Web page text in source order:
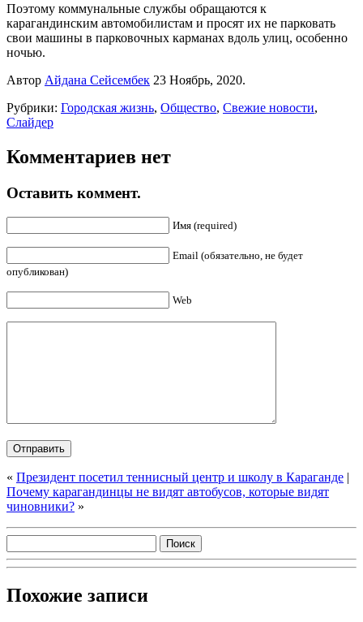
Поэтому коммунальные службы обращаются к
карагандинским автомобилистам и просят их не парковать
свои машины в парковочных карманах вдоль улиц, особенно
ночью.
Автор Айдана Сейсембек 23 Ноябрь, 2020.
Рубрики: Городская жизнь, Общество, Свежие новости,
Слайдер
Комментариев нет
Оставить коммент.
Имя (required)
Email (обязательно, не будет
опубликован)
Web
« Президент посетил теннисный центр и школу в Караганде |
Почему карагандинцы не видят автобусов, которые видят
чиновники? »
Похожие записи